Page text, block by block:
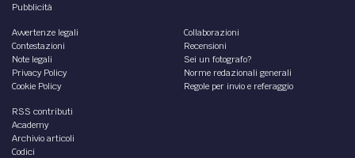
Pubblicità
Avvertenze legali
Contestazioni
Note legali
Privacy Policy
Cookie Policy
Collaborazioni
Recensioni
Sei un fotografo?
Norme redazionali generali
Regole per invio e referaggio
RSS contributi
Academy
Archivio articoli
Codici